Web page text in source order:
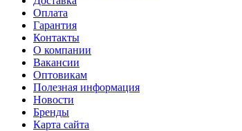
Оплата
Гарантия
Контакты
О компании
Вакансии
Оптовикам
Полезная информация
Новости
Бренды
Карта сайта